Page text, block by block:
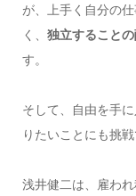
が、上手く自分の
く、 独立すること
す。
そして、自由を手
りたいことにも挑戦
浅井健二は、雇われ